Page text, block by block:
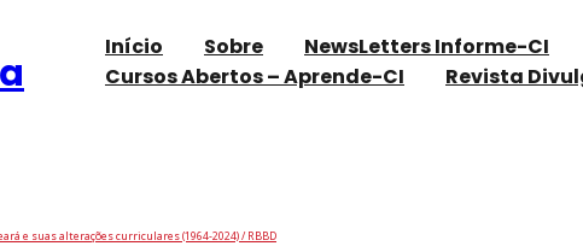
Início Sobre NewsLetters Informe-CI
Cursos Abertos – Aprende-CI
Revista
e suas alterações curriculares (1964-2024) / RBBD